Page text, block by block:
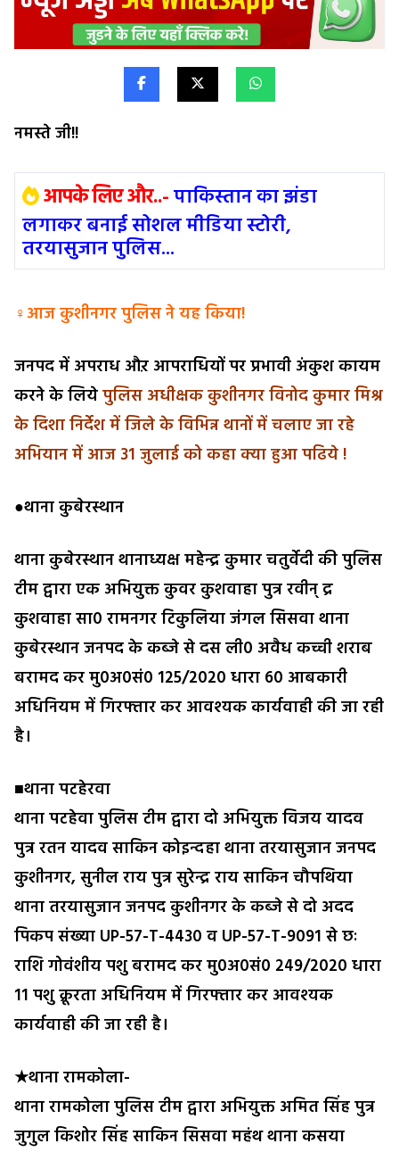
नमस्ते जी!!
आपके लिए और..-पाकिस्तान का झंडा
लगाकर बनाई सोशल मीडिया स्टोरी,
तरयासुजान पुलिस...
♀आज कुशीनगर पुलिस ने यह किया!
जनपद में अपराध औऱ आपराधियों पर प्रभावी अंकुश कायम
करने के लियेपुलिस अधीक्षक कुशीनगर विनोद कुमार मिश्र
के दिशा निर्देश में जिले के विभिन्न थानों में चलाए जा रहे
अभियान में आज 31 जुलाई को कहा क्या हुआ पढिये !
●थाना कुबेरस्थान
थाना कुबेरस्थान थानाध्यक्ष महेन्द्र कुमार चतुर्वेदी की पुलिस
टीम द्वारा एक अभियुक्त कुवर कुशवाहा पुत्र रवीन् द्र
कुशवाहा सा0 रामनगर टिकुलिया जंगल सिसवा थाना
कुबेरस्थान जनपद के कब्जे से दस ली0 अवैध कच्ची शराब
बरामद कर मु0अ0सं0 125/2020 धारा 60 आबकारी
अधिनियम में गिरफ्तार कर आवश्यक कार्यवाही की जा रही
है।
■थाना पटहेरवा
थाना पटहेवा पुलिस टीम द्वारा दो अभियुक्त विजय यादव
पुत्र रतन यादव साकिन कोइन्दहा थाना तरयासुजान जनपद
कुशीनगर, सुनील राय पुत्र सुरेन्द्र राय साकिन चौपथिया
थाना तरयासुजान जनपद कुशीनगर के कब्जे से दो अदद
पिकप संख्या UP-57-T-4430 व UP-57-T-9091 से छः
राशि गोवंशीय पशु बरामद कर मु0अ0सं0 249/2020 धारा
11 पशु क्रूरता अधिनियम में गिरफ्तार कर आवश्यक
कार्यवाही की जा रही है।
★थाना रामकोला-
थाना रामकोला पुलिस टीम द्वारा अभियुक्त अमित सिंह पुत्र
जुगुल किशोर सिंह साकिन सिसवा महंथ थाना कसया